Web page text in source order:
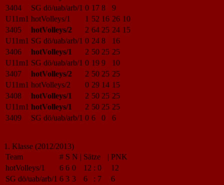
3404
SG dö/uab/arb/1 0 17 8
9
U11m1 hotVolleys/1 1 52 16 26 10
3405
hotVolleys/2 2 64 25 24 15
U11m1 SG dö/uab/arb/1 0 24 8
16
3406
hotVolleys/1 2 50 25 25
U11m1 SG dö/uab/arb/1 0 19 9
10
3407
hotVolleys/2 2 50 25 25
U11m1 hotVolleys/2 0 29 14 15
3408
hotVolleys/1 2 50 25 25
U11m1 hotVolleys/1 2 50 25 25
3409
SG dö/uab/arb/1 0 6 0 6
1. Klasse (2012/2013)
Team
# S N | Sätze | PNK
hotVolleys/1
6 6 0 12 : 0
12
SG dö/uab/arb/1 6 3 3 6 : 7
6